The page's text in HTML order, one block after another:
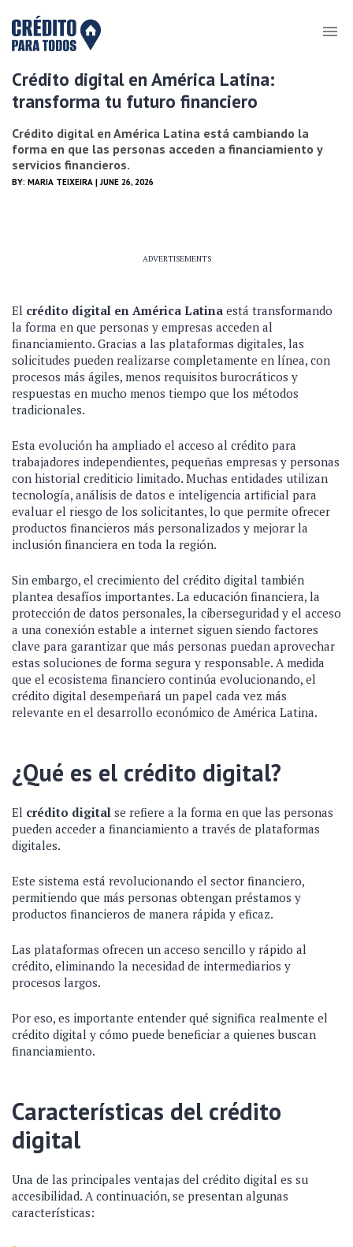
Crédito digital en América Latina:
transforma tu futuro financiero
Crédito digital en América Latina está cambiando la
forma en que las personas acceden a financiamiento y
servicios financieros.
BY: MARIA TEIXEIRA | JUNE 26, 2026
ADVERTISEMENTS
El crédito digital en América Latina está transformando
la forma en que personas y empresas acceden al
financiamiento. Gracias a las plataformas digitales, las
solicitudes pueden realizarse completamente en línea, con
procesos más ágiles, menos requisitos burocráticos y
respuestas en mucho menos tiempo que los métodos
tradicionales.
Esta evolución ha ampliado el acceso al crédito para
trabajadores independientes, pequeñas empresas y personas
con historial crediticio limitado. Muchas entidades utilizan
tecnología, análisis de datos e inteligencia artificial para
evaluar el riesgo de los solicitantes, lo que permite ofrecer
productos financieros más personalizados y mejorar la
inclusión financiera en toda la región.
Sin embargo, el crecimiento del crédito digital también
plantea desafíos importantes. La educación financiera, la
protección de datos personales, la ciberseguridad y el acceso
a una conexión estable a internet siguen siendo factores
clave para garantizar que más personas puedan aprovechar
estas soluciones de forma segura y responsable. A medida
que el ecosistema financiero continúa evolucionando, el
crédito digital desempeñará un papel cada vez más
relevante en el desarrollo económico de América Latina.
¿Qué es el crédito digital?
El crédito digital se refiere a la forma en que las personas
pueden acceder a financiamiento a través de plataformas
digitales.
Este sistema está revolucionando el sector financiero,
permitiendo que más personas obtengan préstamos y
productos financieros de manera rápida y eficaz.
Las plataformas ofrecen un acceso sencillo y rápido al
crédito, eliminando la necesidad de intermediarios y
procesos largos.
Por eso, es importante entender qué significa realmente el
crédito digital y cómo puede beneficiar a quienes buscan
financiamiento.
Características del crédito
digital
Una de las principales ventajas del crédito digital es su
accesibilidad. A continuación, se presentan algunas
características: